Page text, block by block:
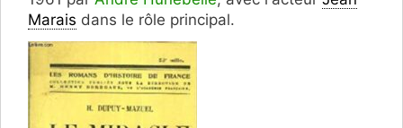
Marais dans le rôle principal.